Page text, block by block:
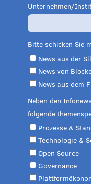
Unternehmen/
Bitte schicken Sie
News aus der
News von
News aus dem
Neben den
folgende
Prozesse &
Technologie &
Open Source
Governance